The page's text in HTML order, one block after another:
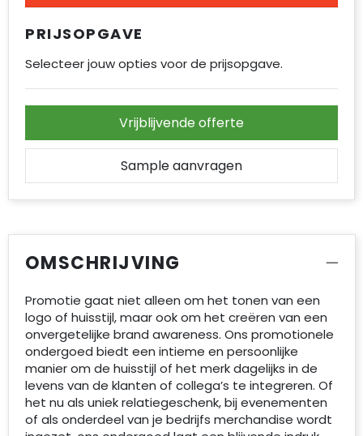
PRIJSOPGAVE
Selecteer jouw opties voor de prijsopgave.
Vrijblijvende offerte
Sample aanvragen
OMSCHRIJVING
Promotie gaat niet alleen om het tonen van een
logo of huisstijl, maar ook om het creëren van een
onvergetelijke brand awareness. Ons promotionele
ondergoed biedt een intieme en persoonlijke
manier om de huisstijl of het merk dagelijks in de
levens van de klanten of collega’s te integreren. Of
het nu als uniek relatiegeschenk, bij evenementen
of als onderdeel van je bedrijfs merchandise wordt